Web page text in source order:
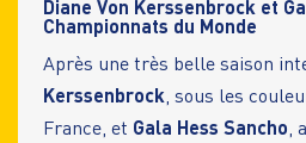
Diane Von Kerssenbrock et
Championnats du Monde
Après une très belle saison
Kerssenbrock, sous les
France, et Gala Hess Sancho,